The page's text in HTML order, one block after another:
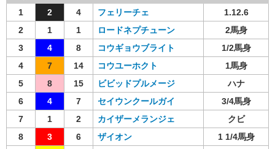
1 2 4 フェリーチェ
1.12.6
2
1 1 ロードネプチューン
2馬身
3
4 8 コウギョウブライト
1/2馬身
4
7 14 コウユーホクト
1馬身
5
8 15 ビビッドプルメージ
ハナ
6
4 7 セイウンクールガイ
3/4馬身
7
1 2 カイザーメランジェ
クビ
8
3 6 ザイオン
1 1/4馬身